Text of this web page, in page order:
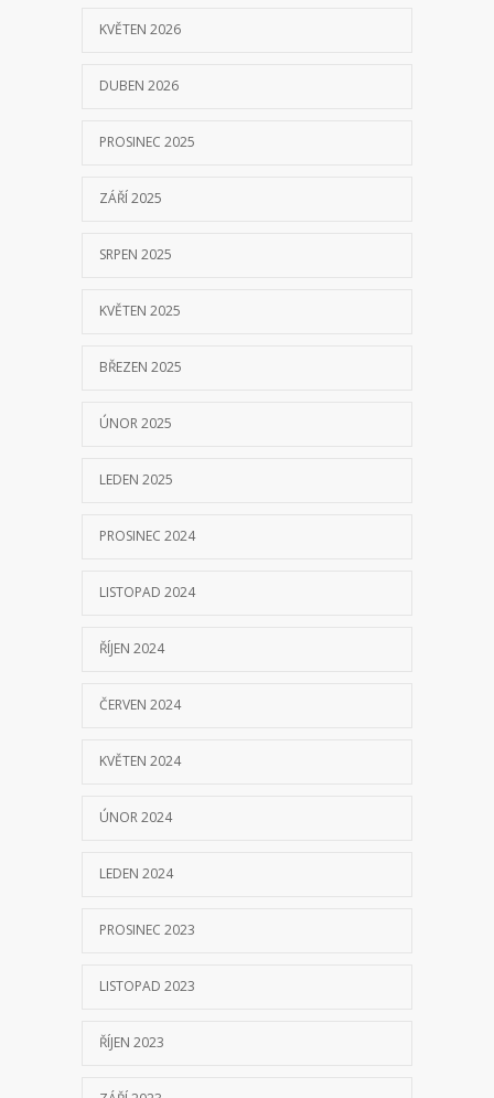
KVĚTEN 2026
DUBEN 2026
PROSINEC 2025
ZÁŘÍ 2025
SRPEN 2025
KVĚTEN 2025
BŘEZEN 2025
ÚNOR 2025
LEDEN 2025
PROSINEC 2024
LISTOPAD 2024
ŘÍJEN 2024
ČERVEN 2024
KVĚTEN 2024
ÚNOR 2024
LEDEN 2024
PROSINEC 2023
LISTOPAD 2023
ŘÍJEN 2023